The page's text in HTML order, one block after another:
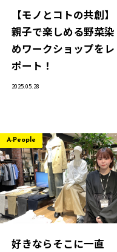
【モノとコトの共創】
親子で楽しめる野菜染
めワークショップをレ
ポート！
2025.05.28
好きならそこに一直
A-People